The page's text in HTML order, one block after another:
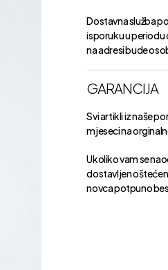
Dostavna služba
isporuku u periodu
na adresi bude
GARANCIJA
Svi artikli iz naše
mjeseci na
Ukoliko vam se
dostavljen
novca potpuno